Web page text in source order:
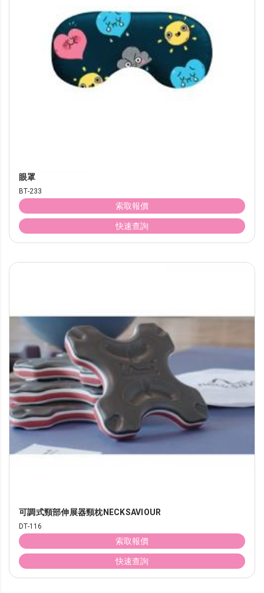
眼罩
BT-233
索取報價
快速查詢
可調式頸部伸展器頸枕NECKSAVIOUR
DT-116
索取報價
快速查詢